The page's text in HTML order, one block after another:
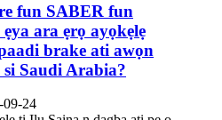
fun SABER fun
ara ẹrọ ayọkẹlẹ
brake ati awọn
Saudi Arabia?
09-24